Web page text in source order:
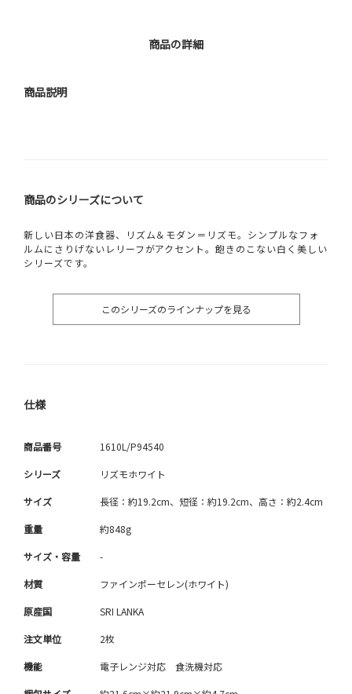
商品の詳細
商品説明
商品のシリーズについて
新しい日本の洋食器、リズム＆モダン＝リズモ。シンプルなフォ
ルムにさりげないレリーフがアクセント。飽きのこない白く美しい
シリーズです。
このシリーズのラインナップを見る
仕様
商品番号 1610L/P94540
シリーズ リズモホワイト
サイズ 長径：約19.2cm、短径：約19.2cm、高さ：約2.4cm
重量 約848g
サイズ・容量 -
材質 ファインポーセレン(ホワイト)
原産国 SRI LANKA
注文単位 2枚
機能 電子レンジ対応 食洗機対応